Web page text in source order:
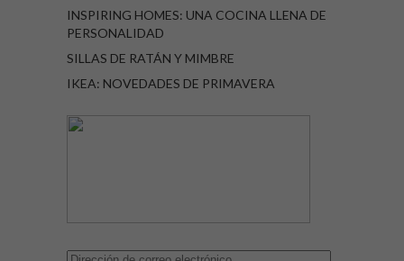
INSPIRING HOMES: UNA COCINA LLENA DE
PERSONALIDAD
SILLAS DE RATÁN Y MIMBRE
IKEA: NOVEDADES DE PRIMAVERA
Dirección